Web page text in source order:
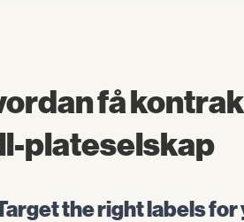
få
plateselskap
the right labels for